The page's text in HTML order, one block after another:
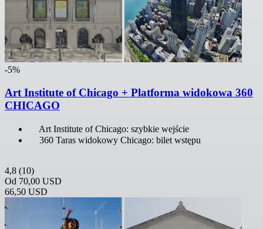
-5%
Art Institute of Chicago + Platforma widokowa 360
CHICAGO
Art Institute of Chicago: szybkie wejście
360 Taras widokowy Chicago: bilet wstępu
4,8 (10)
Od 70,00 USD
66,50 USD